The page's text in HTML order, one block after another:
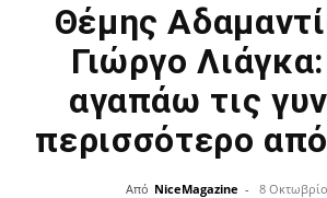
Θέμης
Γιώργο
αγαπάω τις
περισσότερο
Από NiceMagazine - 8